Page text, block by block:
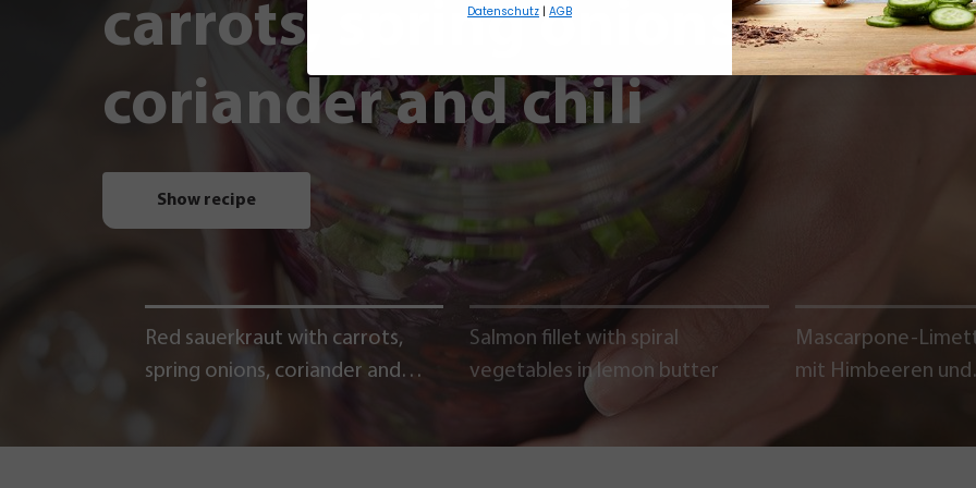
carrots, spring onions,
coriander and chili
Show recipe
Red sauerkraut with carrots,
spring onions, coriander and
Salmon fillet with spiral
vegetables in lemon butter
Mascarpone-
mit Himbeeren und
Schokoladencrumble
Datenschutz | AGB